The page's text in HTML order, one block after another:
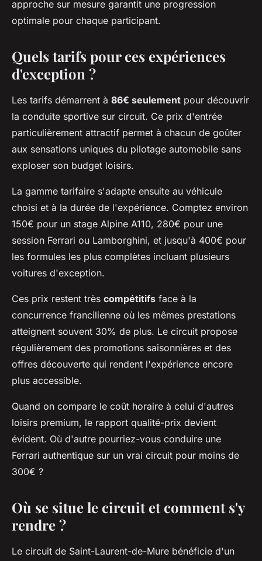
approche sur mesure garantit une progression
optimale pour chaque participant.
Quels tarifs pour ces expériences
d'exception ?
Les tarifs démarrent à 86€ seulement pour découvrir
la conduite sportive sur circuit. Ce prix d'entrée
particulièrement attractif permet à chacun de goûter
aux sensations uniques du pilotage automobile sans
exploser son budget loisirs.
La gamme tarifaire s'adapte ensuite au véhicule
choisi et à la durée de l'expérience. Comptez environ
150€ pour un stage Alpine A110, 280€ pour une
session Ferrari ou Lamborghini, et jusqu'à 400€ pour
les formules les plus complètes incluant plusieurs
voitures d'exception.
Ces prix restent très compétitifs face à la
concurrence francilienne où les mêmes prestations
atteignent souvent 30% de plus. Le circuit propose
régulièrement des promotions saisonnières et des
offres découverte qui rendent l'expérience encore
plus accessible.
Quand on compare le coût horaire à celui d'autres
loisirs premium, le rapport qualité-prix devient
évident. Où d'autre pourriez-vous conduire une
Ferrari authentique sur un vrai circuit pour moins de
300€ ?
Où se situe le circuit et comment s'y
rendre ?
Le circuit de Saint-Laurent-de-Mure bénéficie d'un